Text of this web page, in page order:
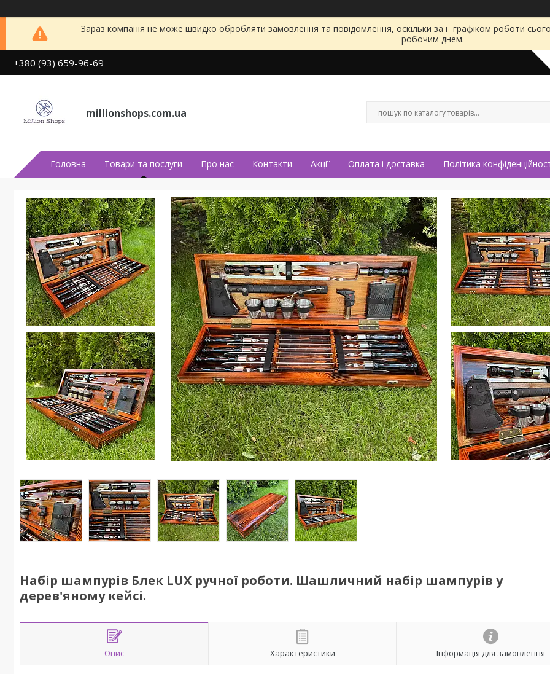
Зараз компанія не може швидко обробляти замовлення та повідомлення, оскільки за її графіком роботи
робочим днем.
+380 (93) 659-96-69
millionshops.com.ua
Головна Товари та послуги Про нас Контакти Акції Оплата і доставка Політика
Набір шампурів Блек LUX ручної роботи. Шашличний набір шампурів у
дерев'яному кейсі.
Опис Характеристики Інформація для замовлення